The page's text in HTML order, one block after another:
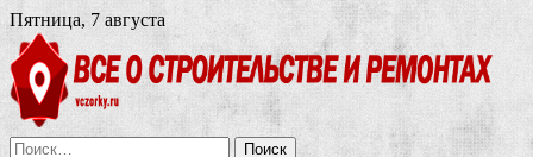
Пятница, 7 августа
Найти: